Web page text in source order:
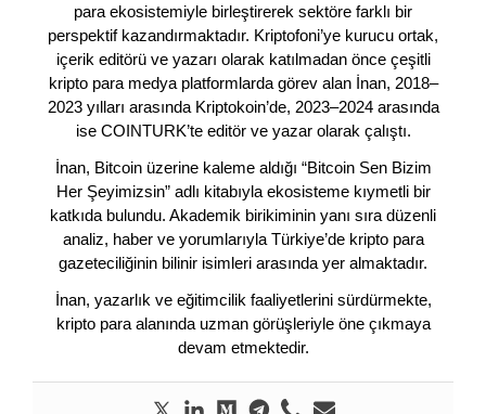
para ekosistemiyle birleştirerek sektöre farklı bir
perspektif kazandırmaktadır. Kriptofoni’ye kurucu ortak,
içerik editörü ve yazarı olarak katılmadan önce çeşitli
kripto para medya platformlarda görev alan İnan, 2018–
2023 yılları arasında Kriptokoin’de, 2023–2024 arasında
ise COINTURK’te editör ve yazar olarak çalıştı.
İnan, Bitcoin üzerine kaleme aldığı “Bitcoin Sen Bizim
Her Şeyimizsin” adlı kitabıyla ekosisteme kıymetli bir
katkıda bulundu. Akademik birikiminin yanı sıra düzenli
analiz, haber ve yorumlarıyla Türkiye’de kripto para
gazeteciliğinin bilinir isimleri arasında yer almaktadır.
İnan, yazarlık ve eğitimcilik faaliyetlerini sürdürmekte,
kripto para alanında uzman görüşleriyle öne çıkmaya
devam etmektedir.